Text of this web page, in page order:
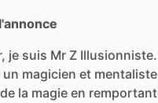
je suis Mr Z Illusionniste.
un magicien et mentaliste
de la magie en remportant